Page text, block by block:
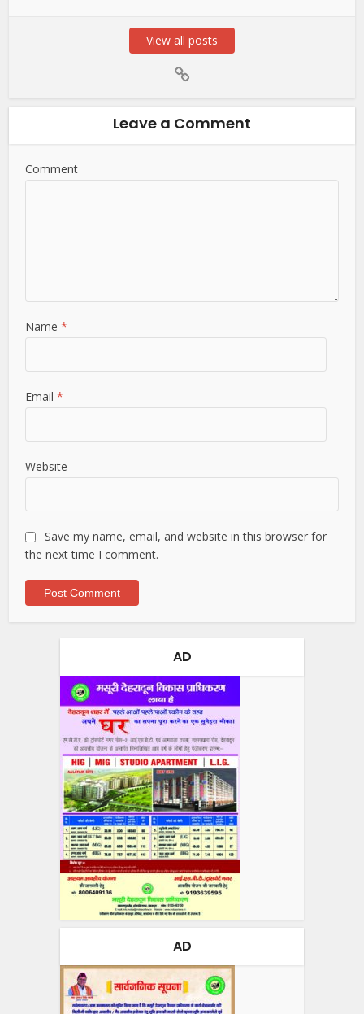
View all posts
Leave a Comment
Comment
Name*
Email*
Website
Save my name, email, and website in this browser for
the next time I comment.
AD
AD